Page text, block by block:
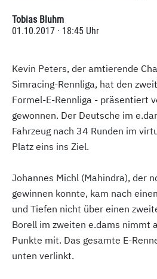
Tobias Bluhm
01.10.2017 · 18:45 Uhr
Kevin Peters, der amtierende
Simracing-Rennliga, hat den
Formel-E-Rennliga - präsentiert
gewonnen. Der Deutsche im
Fahrzeug nach 34 Runden im
Platz eins ins Ziel.
Johannes Michl (Mahindra), der
gewinnen konnte, kam nach
und Tiefen nicht über einen
Borell im zweiten e.dams nimmt
Punkte mit. Das gesamte E-
unten verlinkt.